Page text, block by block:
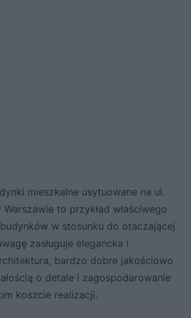
mieszkalne usytuowane na ul.
to przykład właściwego
w stosunku do otaczającej
zasługuje elegancka i
bardzo dobre jakościowo
o detale i zagospodarowanie
koszcie realizacji.